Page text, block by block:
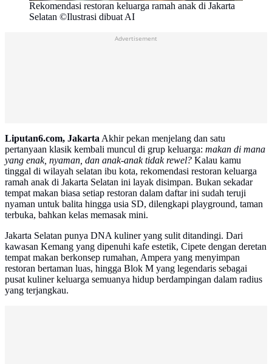
Rekomendasi restoran keluarga ramah anak di Jakarta
Selatan ©Ilustrasi dibuat AI
Liputan6.com, JakartaAkhir pekan menjelang dan satu
pertanyaan klasik kembali muncul di grup keluarga: makan di mana
yang enak, nyaman, dan anak-anak tidak rewel? Kalau kamu
tinggal di wilayah selatan ibu kota, rekomendasi restoran keluarga
ramah anak di Jakarta Selatan ini layak disimpan. Bukan sekadar
tempat makan biasa setiap restoran dalam daftar ini sudah teruji
nyaman untuk balita hingga usia SD, dilengkapi playground, taman
terbuka, bahkan kelas memasak mini.
Jakarta Selatan punya DNA kuliner yang sulit ditandingi. Dari
kawasan Kemang yang dipenuhi kafe estetik, Cipete dengan deretan
tempat makan berkonsep rumahan, Ampera yang menyimpan
restoran bertaman luas, hingga Blok M yang legendaris sebagai
pusat kuliner keluarga semuanya hidup berdampingan dalam radius
yang terjangkau.